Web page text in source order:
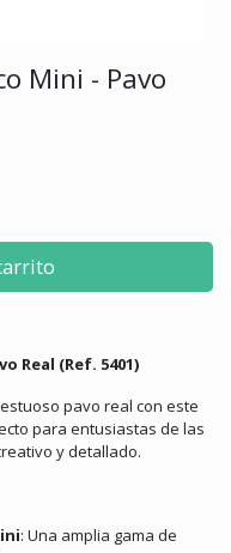
Mini - Pavo
Real (Ref. 5401)
pavo real con este
para entusiastas de las
y detallado.
: Una amplia gama de